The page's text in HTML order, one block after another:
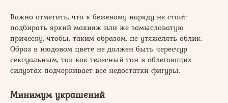
Важно отметить, что к бежевому наряду не стоит
подбирать яркий макияж или же замысловатую
прическу, чтобы, таким образом, не утяжелять облик.
Образ в нюдовом цвете не должен быть чересчур
сексуальным, так как телесный тон в облегающих
силуэтах подчеркивает все недостатки фигуры.
Минимум украшений